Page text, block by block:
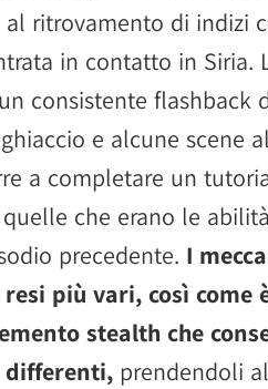
ritrovamento di indizi
in contatto in Siria.
consistente flashback
e alcune scene
a completare un
che erano le
precedente. I
più vari, così come
stealth che
differenti, prendendoli